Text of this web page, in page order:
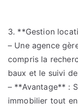
3. **Gestion
– Une agence
compris la
baux et le suivi
– **Avantage** :
immobilier tout